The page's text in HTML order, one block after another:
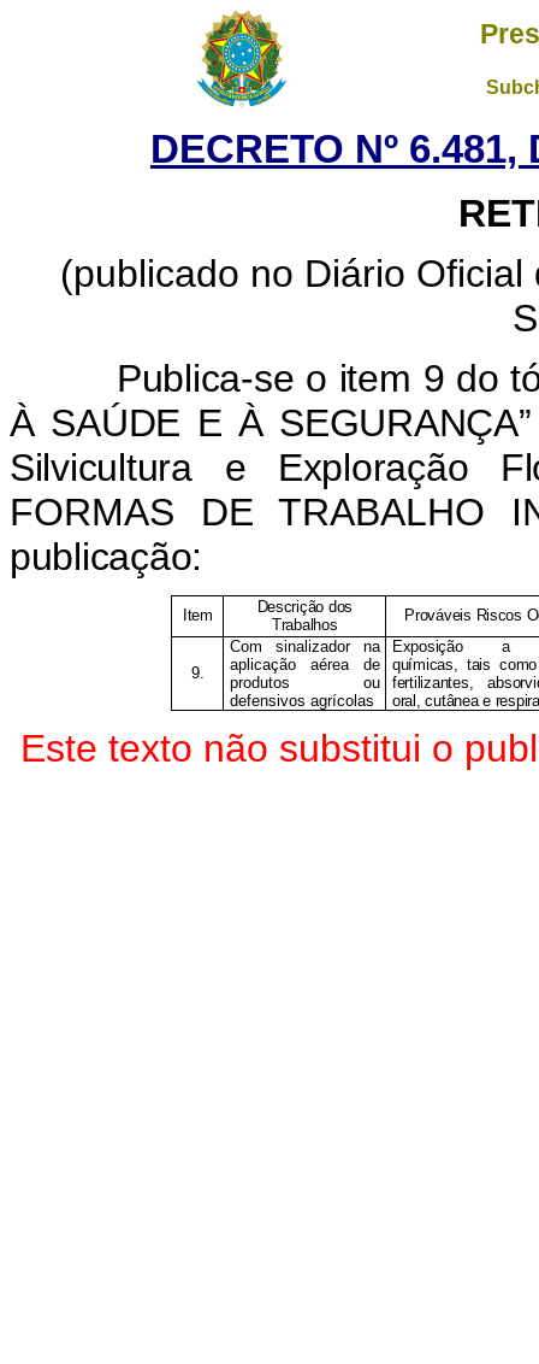
DECRETO Nº
(publicado no Diário
Publica-se o item 9 do
À SAÚDE E À
Silvicultura e Exploração
FORMAS DE TRABALHO
publicação:
Item
Descrição dos
Trabalhos
Prováveis Riscos
9.
Com sinalizador na
aplicação aérea de
produtos ou
defensivos agrícolas
Exposição a
químicas, tais
fertilizantes,
oral, cutânea e
Este texto não substitui o